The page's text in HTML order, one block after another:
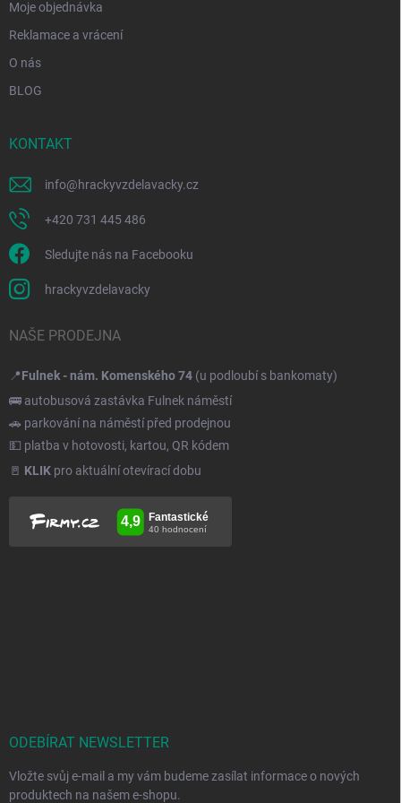
Moje objednávka
Reklamace a vrácení
O nás
BLOG
KONTAKT
info@hrackyvzdelavacky.cz
+420 731 445 486
Sledujte nás na Facebooku
hrackyvzdelavacky
NAŠE PRODEJNA
📍Fulnek - nám. Komenského 74 (u podloubí s bankomaty)
🚌 autobusová zastávka Fulnek náměstí
🚗 parkování na náměstí před prodejnou
💵 platba v hotovosti, kartou, QR kódem
🚪 KLIK pro aktuální otevírací dobu
ODEBÍRAT NEWSLETTER
Vložte svůj e-mail a my vám budeme zasílat informace o nových
produktech na našem e-shopu.